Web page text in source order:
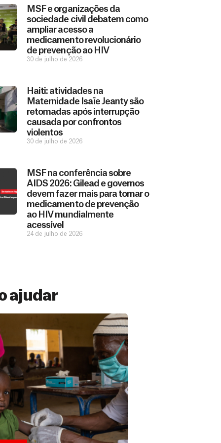
MSF e organizações da
sociedade civil debatem como
ampliar acesso a
medicamento revolucionário
de prevenção ao HIV
30 de julho de 2026
Haiti: atividades na
Maternidade Isaïe Jeanty são
retomadas após interrupção
causada por confrontos
violentos
30 de julho de 2026
MSF na conferência sobre
AIDS 2026: Gilead e governos
devem fazer mais para tornar o
medicamento de prevenção
ao HIV mundialmente
acessível
24 de julho de 2026
ajudar
constantes de pessoas como você
estar preparados para salvar
países. Veja por que se tornar...